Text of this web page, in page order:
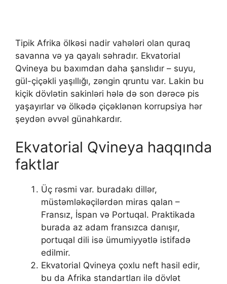
Tipik Afrika ölkəsi nadir vahələri olan quraq
savanna və ya qayalı səhradır. Ekvatorial
Qvineya bu baxımdan daha şanslıdır – suyu,
gül-çiçəkli yaşıllığı, zəngin qruntu var. Lakin bu
kiçik dövlətin sakinləri hələ də son dərəcə pis
yaşayırlar və ölkədə çiçəklənən korrupsiya hər
şeydən əvvəl günahkardır.
Ekvatorial Qvineya haqqında
faktlar
Üç rəsmi var. buradakı dillər,
müstəmləkəçilərdən miras qalan –
Fransız, İspan və Portuqal. Praktikada
burada az adam fransızca danışır,
portuqal dili isə ümumiyyətlə istifadə
edilmir.
Ekvatorial Qvineya çoxlu neft hasil edir,
bu da Afrika standartları ilə dövlət